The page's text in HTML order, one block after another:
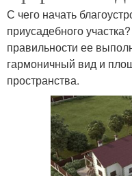
С чего начать
приусадебного
правильности ее
гармоничный вид и
пространства.